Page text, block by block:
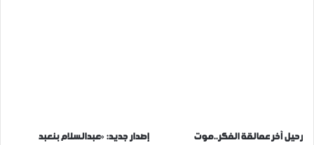
رحيل آخر عمالقة الفكر..موت
إصدار جديد: «عبدالسلام بنعبد